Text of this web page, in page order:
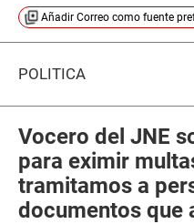
Añadir Correo como fuente
POLÍTICA
Vocero del JNE
para eximir
tramitamos a
documentos que